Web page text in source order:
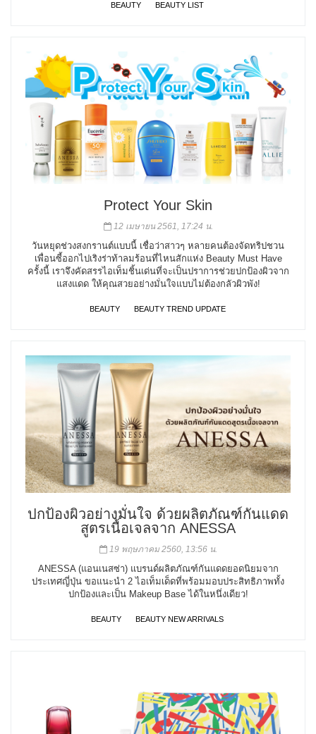
BEAUTY BEAUTY LIST
Protect Your Skin
12 เมษายน 2561, 17:24 น.
วันหยุดช่วงสงกรานต์แบบนี้ เชื่อว่าสาวๆ หลายคนต้องจัดทริปชวน
เพื่อนซี้ออกไปเริงร่าท้าลมร้อนที่ไหนสักแห่ง Beauty Must Have
ครั้งนี้ เราจึงคัดสรรไอเท็มชิ้นเด่นที่จะเป็นปราการช่วยปกป้องผิวจาก
แสงแดด ให้คุณสวยอย่างมั่นใจแบบไม่ต้องกลัวผิวพัง!
BEAUTY BEAUTY TREND UPDATE
ปกป้องผิวอย่างมั่นใจ ด้วยผลิตภัณฑ์กันแดด
สูตรเนื้อเจลจาก ANESSA
19 พฤษภาคม 2560, 13:56 น.
ANESSA (แอนเนสซ่า) แบรนด์ผลิตภัณฑ์กันแดดยอดนิยมจาก
ประเทศญี่ปุ่น ขอแนะนำ 2 ไอเท็มเด็ดที่พร้อมมอบประสิทธิภาพทั้ง
ปกป้องและเป็น Makeup Base ได้ในหนึ่งเดียว!
BEAUTY BEAUTY NEW ARRIVALS